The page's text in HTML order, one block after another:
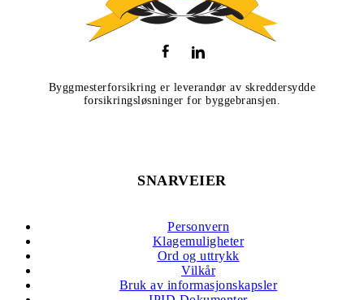
Byggmesterforsikring er leverandør av skreddersydde
forsikringsløsninger for byggebransjen.
SNARVEIER
Personvern
Klagemuligheter
Ord og uttrykk
Vilkår
Bruk av informasjonskapsler